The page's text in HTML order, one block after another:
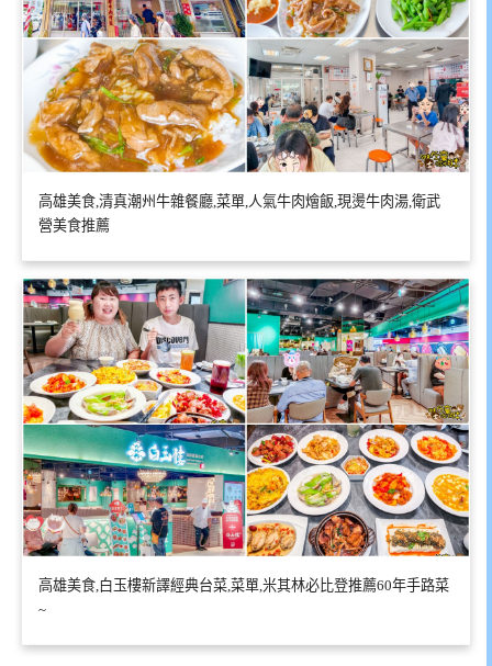
高雄美食,清真潮州牛雜餐廳,菜單,人氣牛肉燴飯,現燙牛肉湯,衛武
營美食推薦
高雄美食,白玉樓新譯經典台菜,菜單,米其林必比登推薦60年手路菜
~